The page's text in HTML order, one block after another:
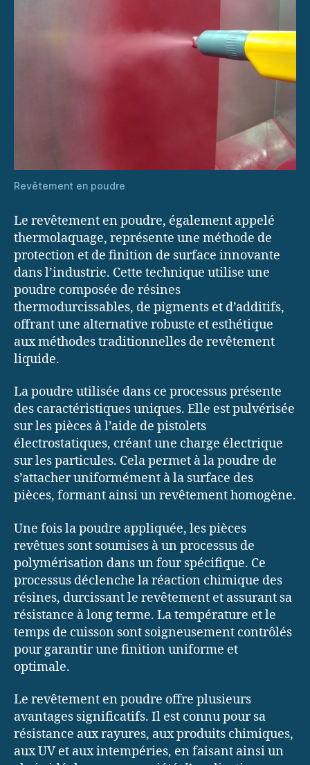
Revêtement en poudre
Le revêtement en poudre, également appelé
thermolaquage, représente une méthode de
protection et de finition de surface innovante
dans l’industrie. Cette technique utilise une
poudre composée de résines
thermodurcissables, de pigments et d’additifs,
offrant une alternative robuste et esthétique
aux méthodes traditionnelles de revêtement
liquide.
La poudre utilisée dans ce processus présente
des caractéristiques uniques. Elle est pulvérisée
sur les pièces à l’aide de pistolets
électrostatiques, créant une charge électrique
sur les particules. Cela permet à la poudre de
s’attacher uniformément à la surface des
pièces, formant ainsi un revêtement homogène.
Une fois la poudre appliquée, les pièces
revêtues sont soumises à un processus de
polymérisation dans un four spécifique. Ce
processus déclenche la réaction chimique des
résines, durcissant le revêtement et assurant sa
résistance à long terme. La température et le
temps de cuisson sont soigneusement contrôlés
pour garantir une finition uniforme et
optimale.
Le revêtement en poudre offre plusieurs
avantages significatifs. Il est connu pour sa
résistance aux rayures, aux produits chimiques,
aux UV et aux intempéries, en faisant ainsi un